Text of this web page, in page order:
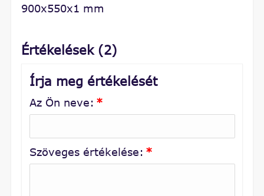
900x550x1 mm
Értékelések (2)
Írja meg értékelését
Az Ön neve: *
Szöveges értékelése: *